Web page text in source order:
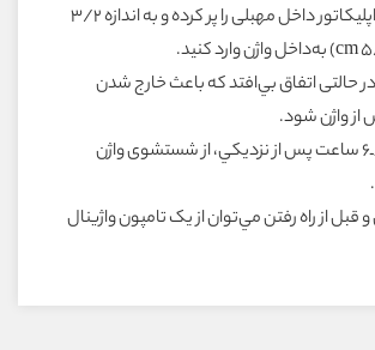
ـ براى استفاده اپليکاتور داخل مهبلى را پر کرده و به اندازه ۳/۲
در حالتى اتفاق بي‌افتد که باعث خارج شدن
واژن شود.
ـ بهتر است تا ۸ـ۶ ساعت پس از نزديکي، از شستشوى واژن
و قبل از راه رفتن مي‌توان از يک تامپون واژينال